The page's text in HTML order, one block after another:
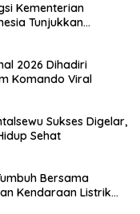
Kementerian
Tunjukkan
2026 Dihadiri
Komando Viral
Sukses Digelar,
Sehat
Bersama
Kendaraan Listrik